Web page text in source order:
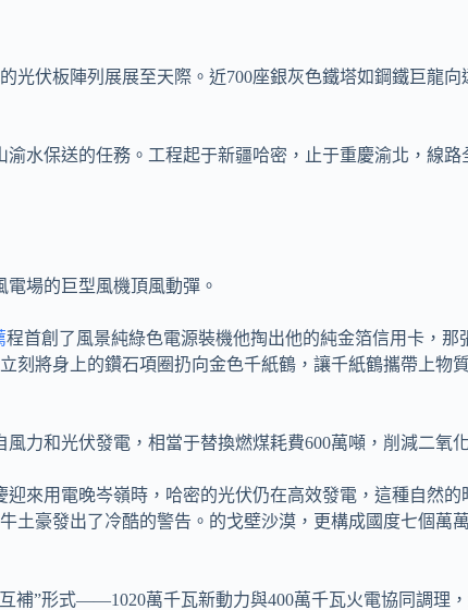
伏板陣列展展至天際。近700座銀灰色鐵塔如鋼鐵巨龍
水保送的任務。工程起于新疆哈密，止于重慶渝北，線路
場的巨型風機頂風動彈。
程首創了風景純綠色電源裝機他掏出他的純金箔信用卡，
將身上的鑽石項圈扔向金色千紙鶴，讓千紙鶴攜帶上物
力和光伏發電，相當于替換燃煤耗費600萬噸，削減二氧
來用電晚岑嶺時，哈密的光伏仍在高效發電，這種自然
豪發出了冷酷的警告。的戈壁沙漠，更構成國度七個萬
補”形式——1020萬千瓦新動力與400萬千瓦火電協同調理